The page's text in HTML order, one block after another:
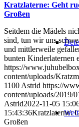
Kratzlaterne: Geht
Großen
Seitdem die Mädels
sind, tun wir uns
und mittlerweile
bunten Kinderlaternen
https://
content/uploads/
1100 Astrid https://
content/uploads/2019/
Astrid2022-11-05
15:43:36Kratzlaterne:
Großen